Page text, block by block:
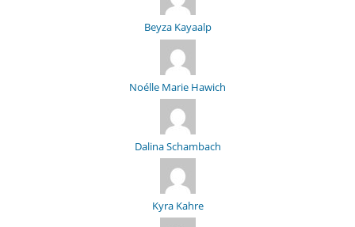
Beyza Kayaalp
Noélle Marie Hawich
Dalina Schambach
Kyra Kahre